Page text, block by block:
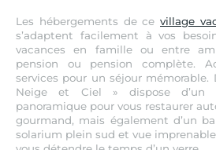
Les hébergements de ce village
s’adaptent facilement à vos
vacances en famille ou entre
pension ou pension complète.
services pour un séjour mémorable.
Neige et Ciel » dispose d’un
panoramique pour vous restaurer
gourmand, mais également d’un
solarium plein sud et vue